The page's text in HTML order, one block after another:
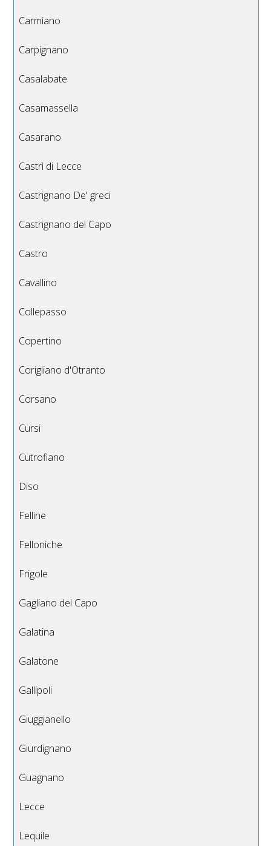
Carmiano
Carpignano
Casalabate
Casamassella
Casarano
Castrì di Lecce
Castrignano De' greci
Castrignano del Capo
Castro
Cavallino
Collepasso
Copertino
Corigliano d'Otranto
Corsano
Cursi
Cutrofiano
Diso
Felline
Felloniche
Frigole
Gagliano del Capo
Galatina
Galatone
Gallipoli
Giuggianello
Giurdignano
Guagnano
Lecce
Lequile